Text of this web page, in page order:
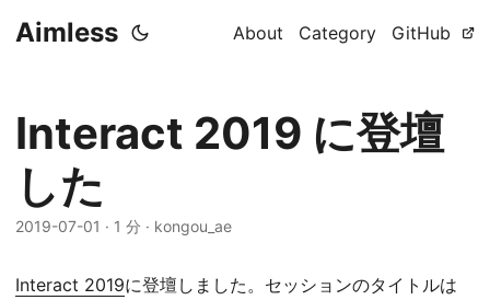
Aimless About Category GitHub
Interact 2019 に登壇
した
2019-07-01 · 1 分 · kongou_ae
Interact 2019に登壇しました。セッションのタイトルは